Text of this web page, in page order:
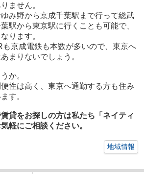
ません。
み野から京成千葉駅まで行って総武
駅から東京駅に行くことも可能で、
ります。
京成電鉄も本数が多いので、東京へ
まりないでしょう。
か。
性は高く、東京へ通勤する方も住み
す。
貸をお探しの方は私たち「ネイティ
軽にご相談ください。
地域情報